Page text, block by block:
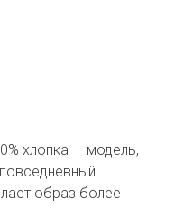
хлопка — модель,
образ более